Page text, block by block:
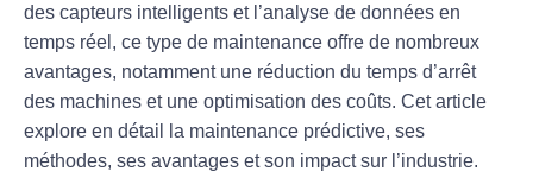
des capteurs intelligents et l’analyse de données en
temps réel, ce type de maintenance offre de nombreux
avantages, notamment une réduction du temps d’arrêt
des machines et une optimisation des coûts. Cet article
explore en détail la maintenance prédictive, ses
méthodes, ses avantages et son impact sur l’industrie.